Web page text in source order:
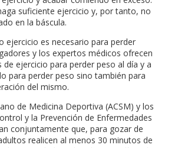
suficiente ejercicio y, por tanto, no
en la báscula.
ejercicio es necesario para perder
y los expertos médicos ofrecen
ejercicio para perder peso al día y a
para perder peso sino también para
del mismo.
de Medicina Deportiva (ACSM) y los
y la Prevención de Enfermedades
conjuntamente que, para gozar de
realicen al menos 30 minutos de